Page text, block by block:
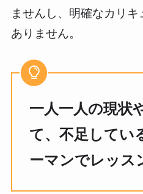
ませんし、明確なカリ
ありません。
一人一人の現状
て、不足してい
ーマンでレッス